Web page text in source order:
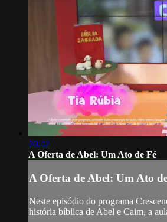
20:42
A Oferta de Abel: Um Ato de Fé
A Oferta de Abel: Um Ato
Neste episódio do programa
história bíblica de Abel e Caim, a